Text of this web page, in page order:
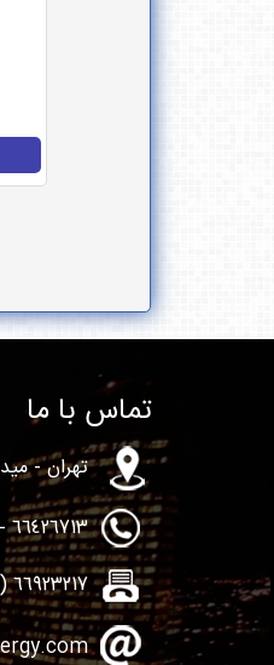
تماس با ما
تهران -
66426713 - 66427350 (021)
66923217 (021)